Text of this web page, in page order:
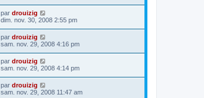
par drouizig
dim. nov. 30, 2008 2:55 pm
par drouizig
sam. nov. 29, 2008 4:16 pm
par drouizig
sam. nov. 29, 2008 4:14 pm
par drouizig
sam. nov. 29, 2008 11:47 am